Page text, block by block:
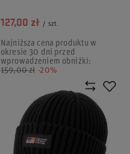
127,00 zł / szt.
Najniższa cena produktu w
okresie 30 dni przed
wprowadzeniem obniżki:
159,00 zł -20%